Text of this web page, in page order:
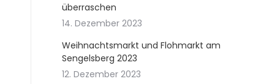
überraschen
14. Dezember 2023
Weihnachtsmarkt und Flohmarkt am
Sengelsberg 2023
12. Dezember 2023